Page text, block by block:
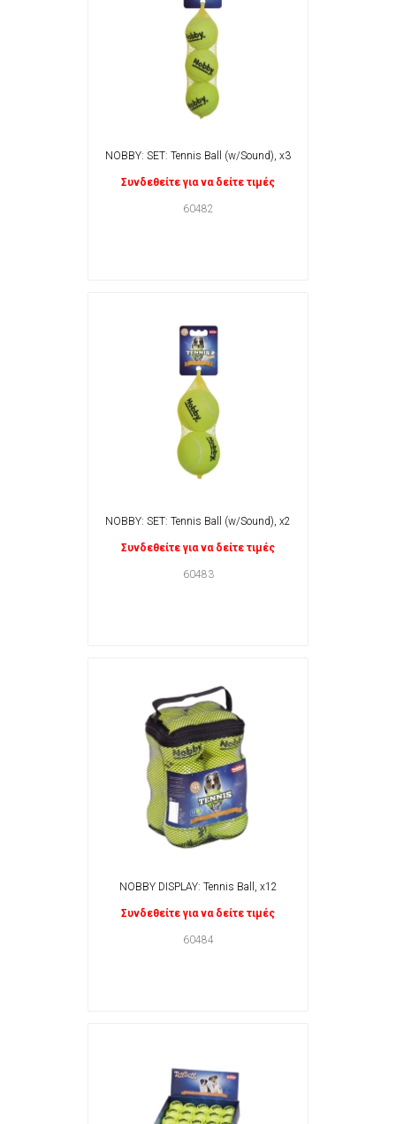
NOBBY: SET: Tennis Ball (w/Sound), x3
Συνδεθείτε για να δείτε τιμές
60482
NOBBY: SET: Tennis Ball (w/Sound), x2
Συνδεθείτε για να δείτε τιμές
60483
NOBBY DISPLAY: Tennis Ball, x12
Συνδεθείτε για να δείτε τιμές
60484